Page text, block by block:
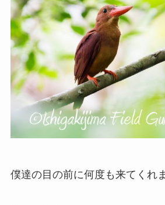
僕達の目の前に何度も来てくれ